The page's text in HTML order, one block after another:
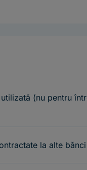
(nu pentru
la alte bănci